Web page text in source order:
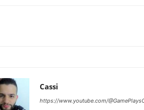
Cassi
https://www.youtube.com/